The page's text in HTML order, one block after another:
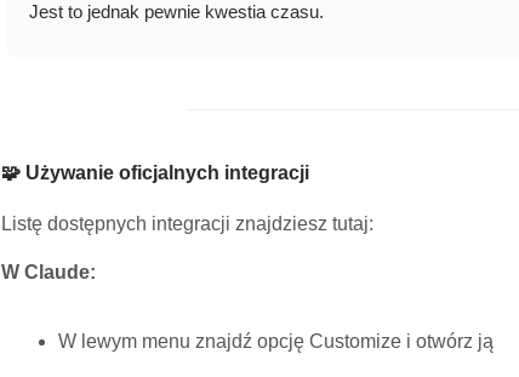
Jest to jednak pewnie kwestia czasu.
🧩 Używanie oficjalnych integracji
Listę dostępnych integracji znajdziesz tutaj:
W Claude:
W lewym menu znajdź opcję Customize i otwórz ją